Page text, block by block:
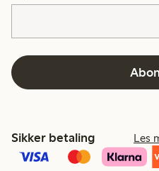
Sikker betaling Les